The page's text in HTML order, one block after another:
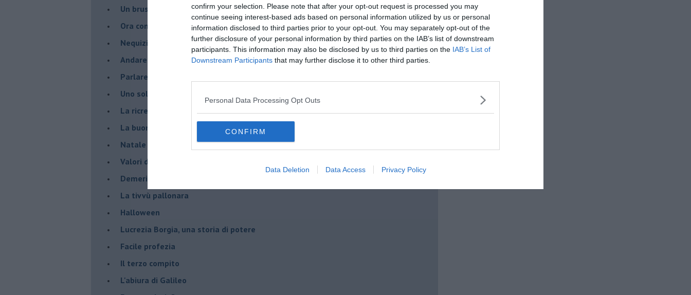
confirm your selection. Please note that after your opt-out request is processed you may
continue seeing interest-based ads based on personal information utilized by us or personal
information disclosed to third parties prior to your opt-out. You may separately opt-out of the
further disclosure of your personal information by third parties on the IAB’s list of downstream
participants. This information may also be disclosed by us to third parties on the IAB’s List of
Downstream Participants that may further disclose it to other third parties.
Personal Data Processing Opt Outs
CONFIRM
Data Deletion Data Access Privacy Policy
Un brusco risveglio
Ora come allora
Nequizia
Andare oltre lo specchio
Parlare con la televisione
Uno solo al comando?
La ricreazione è finita
La buona notizia
Natale con l'elmetto
Valori dubbi miti fasulli
Demeritocrazia
La tivvù pallonara
Halloween
​Lucrezia Borgia, una storia di potere
Facile profezia
Il terzo compito
L'abiura di Galileo